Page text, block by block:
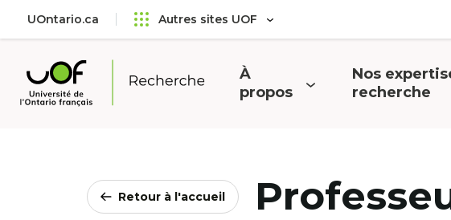
principal
UOntario.ca Autres sites UOF
Université
Ouvrir
À
propos
Ouvrir
Nos
recherche
Retour à l'accueil